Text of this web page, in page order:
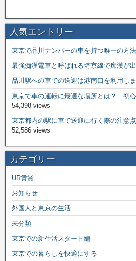
人気エントリー
東京で品川ナンバーの車を持つ唯一の方法
最強痴漢電車と呼ばれる埼京線で痴漢が
品川駅への車での送迎は港南口を利用し
東京で車の運転に最適な場所とは？｜初
54,398 views
東京都内の駅に車で送迎に行く際の注意
52,586 views
カテゴリー
UR賃貸
お知らせ
外国人と東京の生活
未分類
東京での新生活スタート編
東京での暮らしを快適にする